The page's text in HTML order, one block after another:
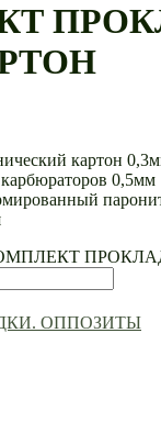
картон
0,5мм
КОМПЛЕКТ
ОППОЗИТЫ